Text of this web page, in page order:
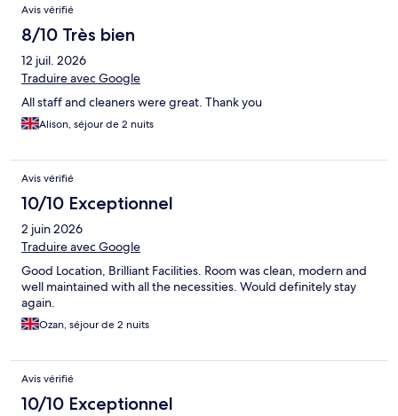
Avis vérifié
8/10 Très bien
12 juil. 2026
Traduire avec Google
All staff and cleaners were great. Thank you
Alison, séjour de 2 nuits
Avis vérifié
10/10 Exceptionnel
2 juin 2026
Traduire avec Google
Good Location, Brilliant Facilities. Room was clean, modern and
well maintained with all the necessities. Would definitely stay
again.
Ozan, séjour de 2 nuits
Avis vérifié
10/10 Exceptionnel